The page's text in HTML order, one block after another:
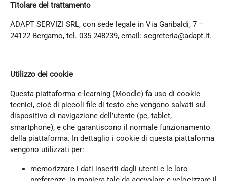
Titolare del trattamento
ADAPT SERVIZI SRL, con sede legale in Via Garibaldi, 7 –
24122 Bergamo, tel. 035 248239, email: segreteria@adapt.it.
Utilizzo dei cookie
Questa piattaforma e-learning (Moodle) fa uso di cookie
tecnici, cioè di piccoli file di testo che vengono salvati sul
dispositivo di navigazione dell’utente (pc, tablet,
smartphone), e che garantiscono il normale funzionamento
della piattaforma. In dettaglio i cookie di questa piattaforma
vengono utilizzati per:
memorizzare i dati inseriti dagli utenti e le loro